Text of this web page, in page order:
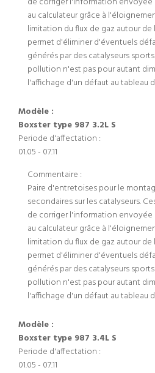
au calculateur grâce à
limitation du flux de gaz autour
permet d'éliminer d'éventuels
générés par des catalyseurs
pollution n'est pas pour autant
l'affichage d'un défaut au tableau
Modèle :
Boxster type 987 3.2L S
Periode d'affectation :
01.05 - 07.11
Commentaire :
Paire d'entretoises pour le
secondaires sur les catalyseurs.
de corriger l'information envoyée
au calculateur grâce à
limitation du flux de gaz autour
permet d'éliminer d'éventuels
générés par des catalyseurs
pollution n'est pas pour autant
l'affichage d'un défaut au tableau
Modèle :
Boxster type 987 3.4L S
Periode d'affectation :
01.05 - 07.11